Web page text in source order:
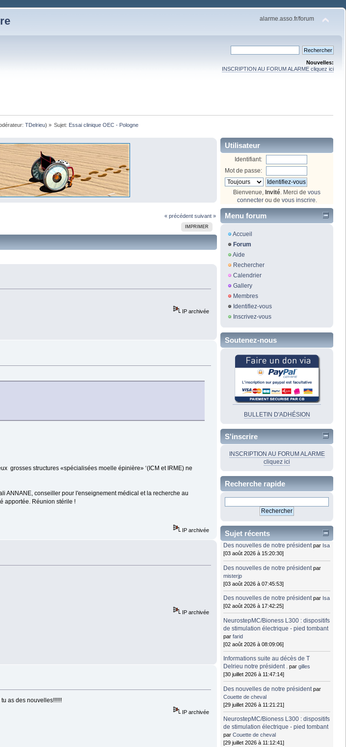
alarme.asso.fr/forum
Nouvelles:
INSCRIPTION AU FORUM ALARME cliquez ici
TDelrieu) » Sujet: Essai clinique OEC - Pologne
« précédent suivant »
IMPRIMER
IP archivée
grosses structures «spécialisées moelle épinière» ‘(ICM et IRME) ne
ANNANE, conseiller pour l'enseignement médical et la recherche au
apportée. Réunion stérile !
IP archivée
IP archivée
as des nouvelles!!!!!!
IP archivée
Utilisateur
Identifiant:
Mot de passe:
Bienvenue, Invité . Merci de vous
connecterou de vous inscrire
Menu forum
Accueil
Forum
Aide
Rechercher
Calendrier
Gallery
Membres
Identifiez-vous
Inscrivez-vous
Soutenez-nous
BULLETIN D'ADHÉSION
S'inscrire
INSCRIPTION AU FORUM ALARME
cliquez ici
Recherche rapide
Sujet récents
Des nouvelles de notre président par Isa
[03 août 2026 à 15:20:30]
Des nouvelles de notre président par
misterjp
[03 août 2026 à 07:45:53]
Des nouvelles de notre président par Isa
[02 août 2026 à 17:42:25]
NeurostepMC/Bioness L300 : dispositifs
de stimulation électrique - pied tombant
parfarid
[02 août 2026 à 08:09:06]
Informations suite au décès de T
Delrieu notre président . pargilles
[30 juillet 2026 à 11:47:14]
Des nouvelles de notre président par
Couette de cheval
[29 juillet 2026 à 11:21:21]
NeurostepMC/Bioness L300 : dispositifs
de stimulation électrique - pied tombant
parCouette de cheval
[29 juillet 2026 à 11:12:41]